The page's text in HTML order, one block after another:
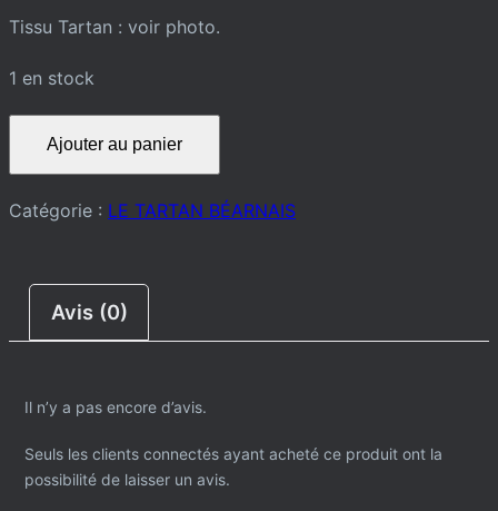
Tissu Tartan : voir photo.
1 en stock
SHIRT
Ajouter au panier
Catégorie : LE TARTAN BÉARNAIS
Avis (0)
Il n’y a pas encore d’avis.
Seuls les clients connectés ayant acheté ce produit ont la
possibilité de laisser un avis.